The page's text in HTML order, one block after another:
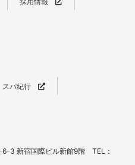
スパ紀行
3 新宿国際ビル新館9階 TEL：